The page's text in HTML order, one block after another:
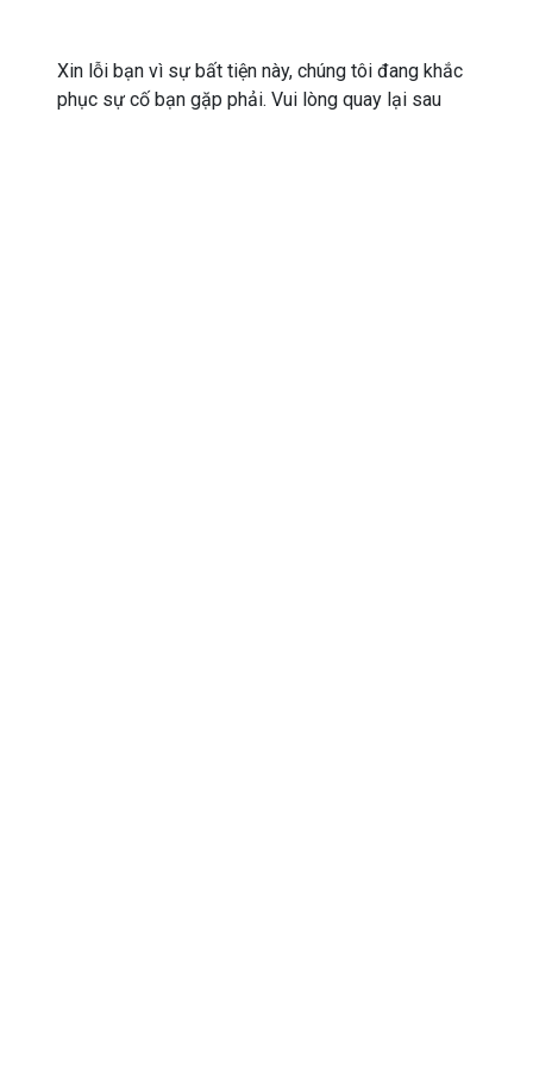
Xin lỗi bạn vì sự bất tiện này, chúng tôi đang khắc
phục sự cố bạn gặp phải. Vui lòng quay lại sau